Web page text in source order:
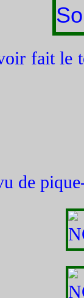
fait le
de